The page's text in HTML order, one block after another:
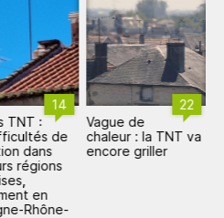
14
TNT :
de
dans
régions
en
Rhône-
22
Vague de
chaleur : la TNT va
encore griller